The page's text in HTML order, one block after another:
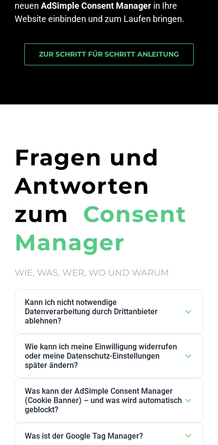
neuen AdSimple Consent Manager in Ihre
Website einbinden und zum Laufen bringen.
ZUR SCHRITT FÜR SCHRITT ANLEITUNG
Fragen und
Antworten
zum Consent
Manager
WIE, WAS, WER, WO UND WARUM
Kann ich nicht notwendige
Datenverarbeitung durch Drittanbieter
ablehnen?
nicht notwendig eingestuft haben, kann in den
Datenschutz-Einstellungen abgelehnt werden. Sie
Zweckgruppen akzeptieren oder ablehnen.
Wie kann ich meine Einwilligung widerrufen
oder meine Datenschutz-Einstellungen
später ändern?
ändern. Außerdem können Sie Ihre Zustimmung
jederzeit widerrufen, indem Sie Ihre Einwilligungen
Was kann der AdSimple Consent Manager
(Cookie Banner) – und was wird automatisch
geblockt?
JavaScript-Lösung oder WordPress-Plugin verfügbar
Was ist der Google Tag Manager?